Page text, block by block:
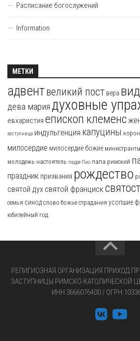
Расписание богослужений
Information
МЕТКИ
адвентвеликий пост вера
дева мария духовные
евхаристия епископ клеменс
заступница индульгенция капуцины
милосердие милосердие божие министранты
молодежь настоятель падре Пио папа римский
праздник призвания рождество
святой дух святой франциск
семья синод слово божье страдания усопшие
юбилейный год
РЕЛИГИОЗНАЯ ОРГАНИЗАЦИЯ ПРИХОД
ЗАСТУПНИЦЫ РИМСКО-КАТОЛИЧЕСКОЙ
ИНН 3666076400 / ОГРН